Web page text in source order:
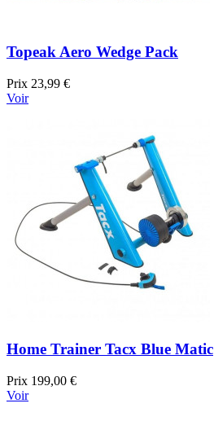
Topeak Aero Wedge Pack
Prix 23,99 €
Voir
Home Trainer Tacx Blue Matic
Prix 199,00 €
Voir